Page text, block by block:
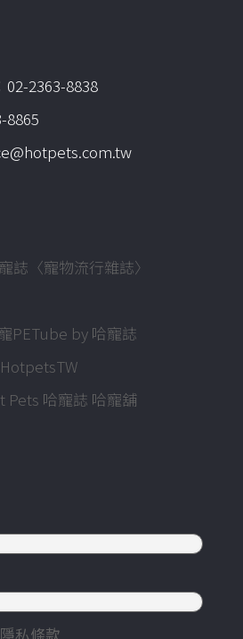
2363-8838
8865
誌〈寵物流行雜誌〉
PETube by 哈寵誌
Pets 哈寵誌 哈寵舖
私條款